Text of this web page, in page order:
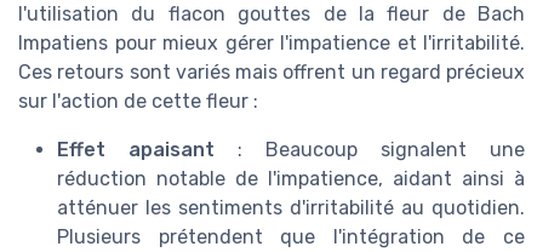
l'utilisation du flacon gouttes de la fleur de Bach
Impatiens pour mieux gérer l'impatience et l'irritabilité.
Ces retours sont variés mais offrent un regard précieux
sur l'action de cette fleur :
Effet apaisant : Beaucoup signalent une
réduction notable de l'impatience, aidant ainsi à
atténuer les sentiments d'irritabilité au quotidien.
Plusieurs prétendent que l'intégration de ce